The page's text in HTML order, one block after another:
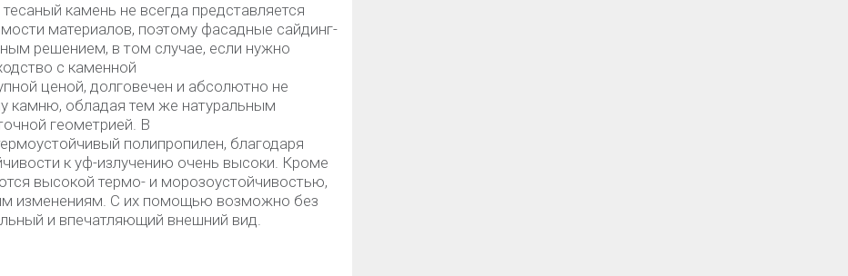
камень не всегда представляется
материалов, поэтому фасадные сайдинг-
решением, в том случае, если нужно
с каменной
ценой, долговечен и абсолютно не
камню, обладая тем же натуральным
геометрией. В
полипропилен, благодаря
к уф-излучению очень высоки. Кроме
высокой термо- и морозоустойчивостью,
изменениям. С их помощью возможно без
и впечатляющий внешний вид.